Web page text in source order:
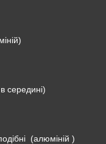
середині)
(алюміній )